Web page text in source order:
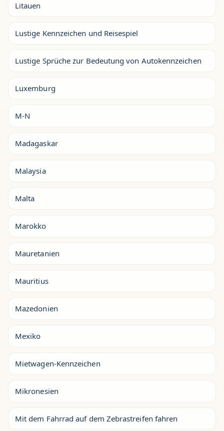
Litauen
Lustige Kennzeichen und Reisespiel
Lustige Sprüche zur Bedeutung von Autokennzeichen
Luxemburg
M-N
Madagaskar
Malaysia
Malta
Marokko
Mauretanien
Mauritius
Mazedonien
Mexiko
Mietwagen-Kennzeichen
Mikronesien
Mit dem Fahrrad auf dem Zebrastreifen fahren